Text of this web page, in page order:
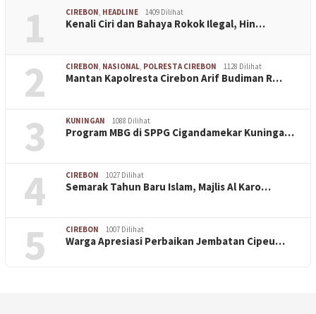
1 CIREBON, HEADLINE 1409 Dilihat
Kenali Ciri dan Bahaya Rokok Ilegal, Hin…
2 CIREBON, NASIONAL, POLRESTA CIREBON 1128 Dilihat
Mantan Kapolresta Cirebon Arif Budiman R…
3 KUNINGAN 1088 Dilihat
Program MBG di SPPG Cigandamekar Kuninga…
4 CIREBON 1027 Dilihat
Semarak Tahun Baru Islam, Majlis Al Karo…
5 CIREBON 1007 Dilihat
Warga Apresiasi Perbaikan Jembatan Cipeu…